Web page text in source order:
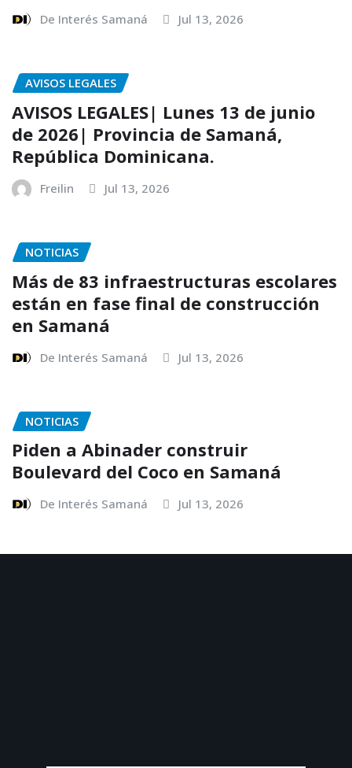
De Interés Samaná Jul 13, 2026
AVISOS LEGALES
AVISOS LEGALES| Lunes 13 de junio
de 2026| Provincia de Samaná,
República Dominicana.
Freilin Jul 13, 2026
NOTICIAS
Más de 83 infraestructuras escolares
están en fase final de construcción
en Samaná
De Interés Samaná Jul 13, 2026
NOTICIAS
Piden a Abinader construir
Boulevard del Coco en Samaná
De Interés Samaná Jul 13, 2026